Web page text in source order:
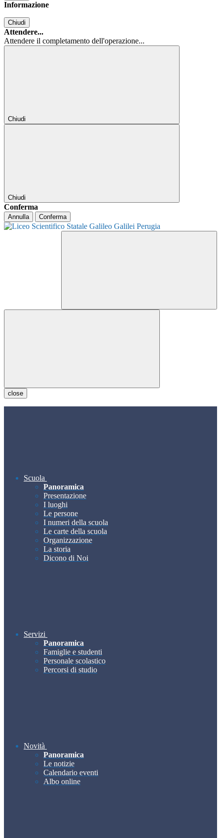
Informazione
Chiudi
Attendere...
Attendere il completamento dell'operazione...
Chiudi
Chiudi
Conferma
Annulla Conferma
close
Scuola
Panoramica
Presentazione
I luoghi
Le persone
I numeri della scuola
Le carte della scuola
Organizzazione
La storia
Dicono di Noi
Servizi
Panoramica
Famiglie e studenti
Personale scolastico
Percorsi di studio
Novità
Panoramica
Le notizie
Calendario eventi
Albo online